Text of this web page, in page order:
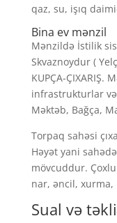
qaz, su, işıq
Bina ev mənzil
Mənzildə İstilik
Skvaznoydur (
KUPÇA-ÇIXARIŞ.
infrastrukturlar və
Məktəb, Bağça,
Torpaq sahəsi
Həyət yani
mövcuddur.
nar, əncil, xurma,
Sual və